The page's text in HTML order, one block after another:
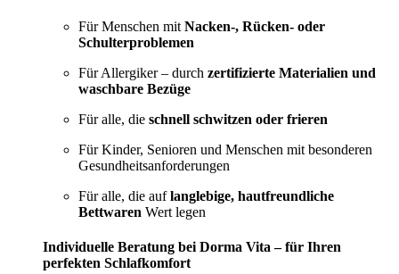
Für Menschen mit Nacken-, Rücken- oder
Schulterproblemen
Für Allergiker – durch zertifizierte Materialien und
waschbare Bezüge
Für alle, die schnell schwitzen oder frieren
Für Kinder, Senioren und Menschen mit besonderen
Gesundheitsanforderungen
Für alle, die auflanglebige, hautfreundliche
Bettwaren Wert legen
Individuelle Beratung bei Dorma Vita – für Ihren
perfekten Schlafkomfort